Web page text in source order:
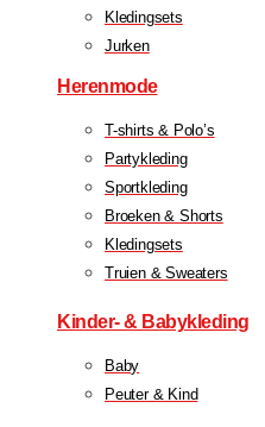
Kledingsets
Jurken
Herenmode
T-shirts & Polo’s
Partykleding
Sportkleding
Broeken & Shorts
Kledingsets
Truien & Sweaters
Kinder- & Babykleding
Baby
Peuter & Kind